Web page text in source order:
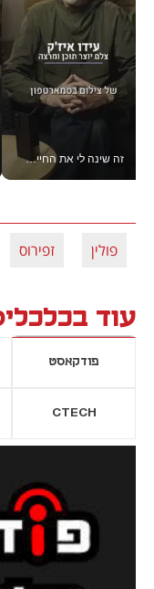
זה שינה לי את החיים: איך עידו איז'ק הופך את הסמארטפון לכלי צילום מקצועי_v
פולין זפירוס
עוד
פודקאסט
CTECH
חדשה